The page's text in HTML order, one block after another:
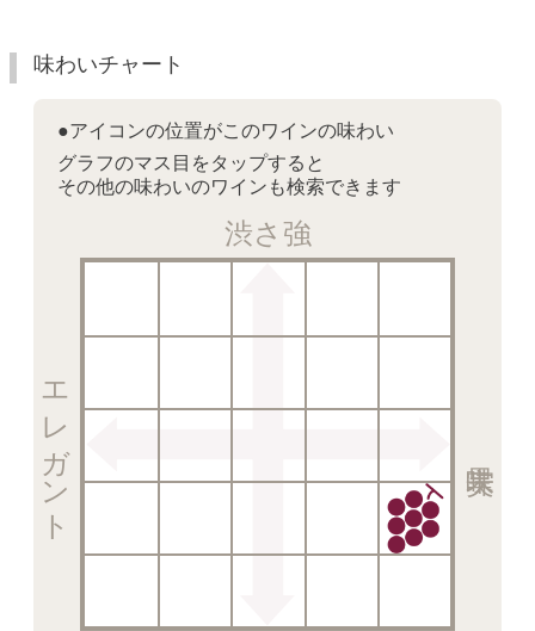
味わいチャート
●アイコンの位置がこのワインの味わい
グラフのマス目をタップすると
その他の味わいのワインも検索できます
渋さ強
エレガント